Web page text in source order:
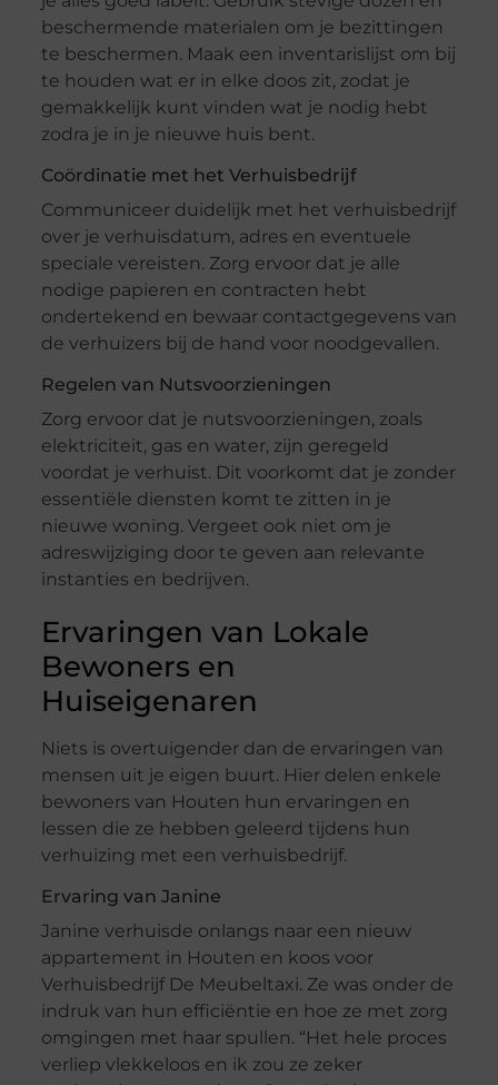
beschermende materialen om je bezittingen
te beschermen. Maak een inventarislijst om bij
te houden wat er in elke doos zit, zodat je
gemakkelijk kunt vinden wat je nodig hebt
zodra je in je nieuwe huis bent.
Coördinatie met het Verhuisbedrijf
Communiceer duidelijk met het verhuisbedrijf
over je verhuisdatum, adres en eventuele
speciale vereisten. Zorg ervoor dat je alle
nodige papieren en contracten hebt
ondertekend en bewaar contactgegevens van
de verhuizers bij de hand voor noodgevallen.
Regelen van Nutsvoorzieningen
Zorg ervoor dat je nutsvoorzieningen, zoals
elektriciteit, gas en water, zijn geregeld
voordat je verhuist. Dit voorkomt dat je zonder
essentiële diensten komt te zitten in je
nieuwe woning. Vergeet ook niet om je
adreswijziging door te geven aan relevante
instanties en bedrijven.
Ervaringen van Lokale
Bewoners en
Huiseigenaren
Niets is overtuigender dan de ervaringen van
mensen uit je eigen buurt. Hier delen enkele
bewoners van Houten hun ervaringen en
lessen die ze hebben geleerd tijdens hun
verhuizing met een verhuisbedrijf.
Ervaring van Janine
Janine verhuisde onlangs naar een nieuw
appartement in Houten en koos voor
Verhuisbedrijf De Meubeltaxi. Ze was onder de
indruk van hun efficiëntie en hoe ze met zorg
omgingen met haar spullen. “Het hele proces
verliep vlekkeloos en ik zou ze zeker